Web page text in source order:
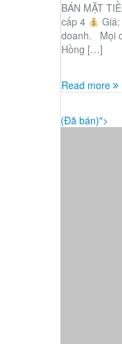
BÁN MẶT
cấp 4
doanh. Mọi
Hồng […]
Read more
(Đã bán)">